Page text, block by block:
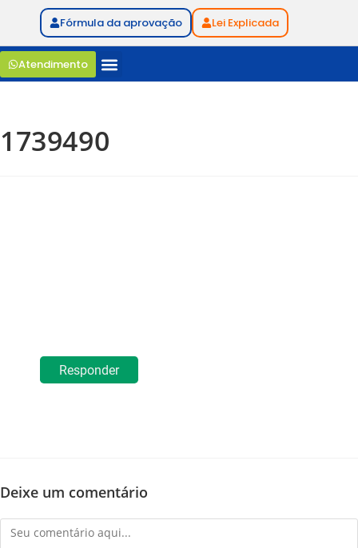
Fórmula da aprovação Lei Explicada
Atendimento
1739490
Responder
Deixe um comentário